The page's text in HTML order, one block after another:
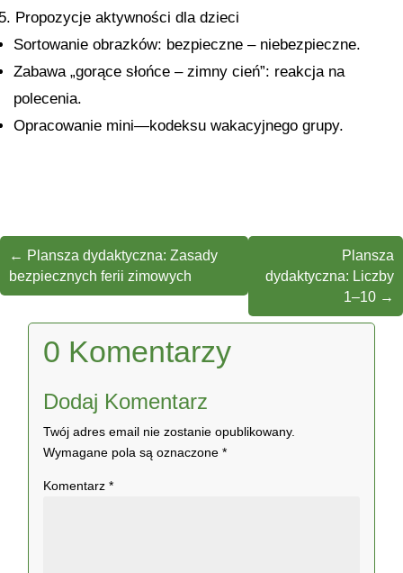
Propozycje aktywności dla dzieci
Sortowanie obrazków: bezpieczne – niebezpieczne.
Zabawa „gorące słońce – zimny cień”: reakcja na
polecenia.
Opracowanie mini—kodeksu wakacyjnego grupy.
← Plansza dydaktyczna: Zasady
bezpiecznych ferii zimowych
Plansza
dydaktyczna: Liczby
1–10 →
0 Komentarzy
Dodaj Komentarz
Twój adres email nie zostanie opublikowany.
Wymagane pola są oznaczone*
Komentarz*